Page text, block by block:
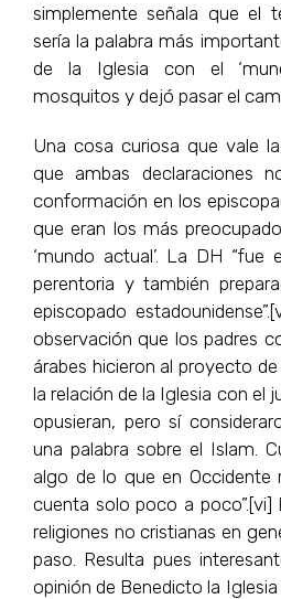
simplemente señala que el
sería la palabra más
de la Iglesia con el
mosquitos y dejó pasar el
Una cosa curiosa que vale
que ambas declaraciones
conformación en los
que eran los más
‘mundo actual’. La DH
perentoria y también
episcopado
observación que los padres
árabes hicieron al proyecto
la relación de la Iglesia con el
opusieran, pero sí
una palabra sobre el Islam.
algo de lo que en Occidente
cuenta solo poco a poco”.[vi]
religiones no cristianas en
paso. Resulta pues
opinión de Benedicto la